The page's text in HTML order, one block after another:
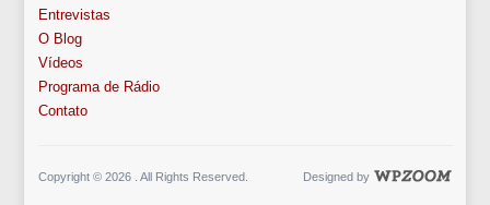
Entrevistas
O Blog
Vídeos
Programa de Rádio
Contato
Copyright © 2026 . All Rights Reserved. Designed by